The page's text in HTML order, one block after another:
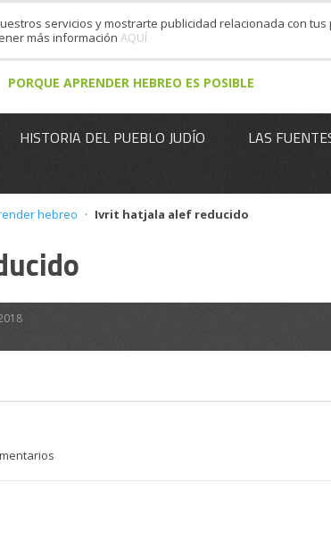
PORQUE APRENDER HEBREO ES POSIBLE
HISTORIA DEL PUEBLO JUDÍO LAS
hebreo · Ivrit hatjala alef reducido
servicios y mostrarte publicidad relacionada con
más información AQUÍ